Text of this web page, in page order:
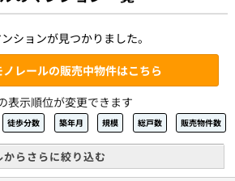
当社について
いたい
りたい
テンツ
用情報
ションが見つかりました。
レールの販売中物件はこちら
表示順位が変更できます
徒歩分数 築年月 規模 総戸数 販売物件数
らさらに絞り込む